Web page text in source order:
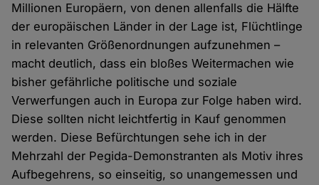
Millionen Europäern, von denen allenfalls die Hälfte
der europäischen Länder in der Lage ist, Flüchtlinge
in relevanten Größenordnungen aufzunehmen –
macht deutlich, dass ein bloßes Weitermachen wie
bisher gefährliche politische und soziale
Verwerfungen auch in Europa zur Folge haben wird.
Diese sollten nicht leichtfertig in Kauf genommen
werden. Diese Befürchtungen sehe ich in der
Mehrzahl der Pegida-Demonstranten als Motiv ihres
Aufbegehrens, so einseitig, so unangemessen und